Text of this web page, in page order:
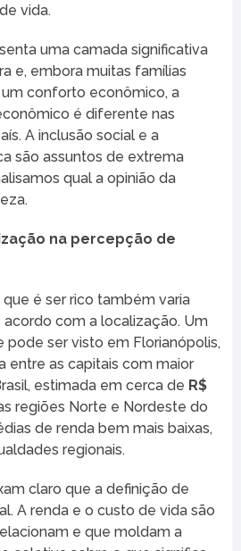
vida.
uma camada significativa
e, embora muitas famílias
conforto econômico, a
é diferente nas
A inclusão social e a
são assuntos de extrema
qual a opinião da
na percepção de
é ser rico também varia
com a localização. Um
pode ser visto em Florianópolis,
entre as capitais com maior
estimada em cerca de R$
regiões Norte e Nordeste do
de renda bem mais baixas,
regionais.
claro que a definição de
A renda e o custo de vida são
e que moldam a